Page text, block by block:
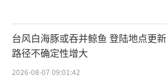
台风白海豚或吞并鲸鱼 登陆地点更新
路径不确定性增大
2026-08-07 09:01:42